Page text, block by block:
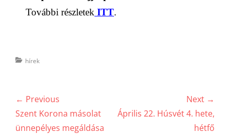
További részletek ITT.
Categories
hírek
Bejegyzés
navigáció
← Previous
Previous
post:
Szent Korona másolat
ünnepélyes megáldása
Next →
Next
Április 22. Húsvét 4. hete,
hétfő